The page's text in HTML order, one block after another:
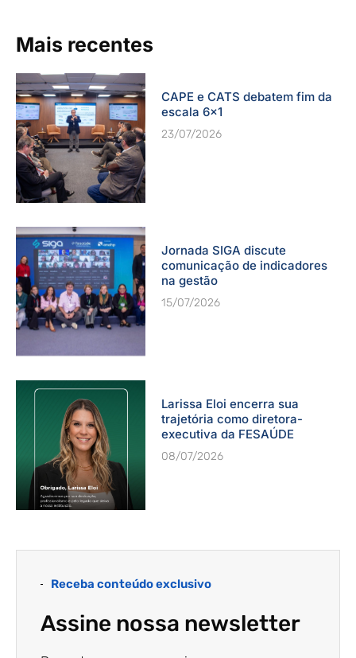
Mais recentes
CAPE e CATS debatem fim da
escala 6×1
23/07/2026
Jornada SIGA discute
comunicação de indicadores
na gestão
15/07/2026
Larissa Eloi encerra sua
trajetória como diretora-
executiva da FESAÚDE
08/07/2026
Receba conteúdo exclusivo
Assine nossa newsletter